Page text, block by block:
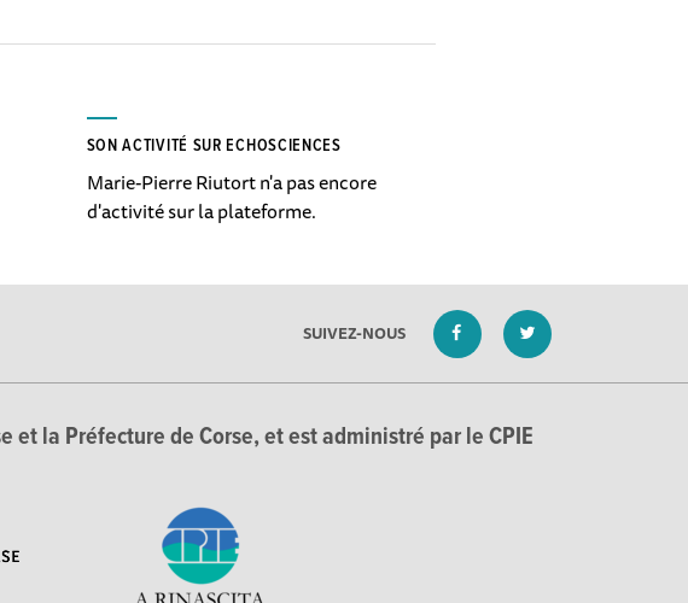
SON ACTIVITÉ SUR ECHOSCIENCES
Marie-Pierre Riutort n'a pas encore
d'activité sur la plateforme.
SUIVEZ-NOUS
et la Préfecture de Corse, et est administré par le CPIE